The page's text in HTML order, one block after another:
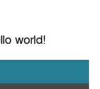
world!